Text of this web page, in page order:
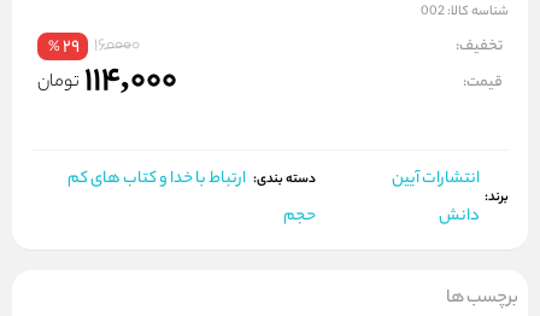
شناسه کالا:002
تخفیف: 160000
29
%
قیمت: 114,000 تومان
برند:
انتشارات آیین
دانش
دسته بندی: ارتباط با خدا و کتاب های کم
حجم
برچسب ها